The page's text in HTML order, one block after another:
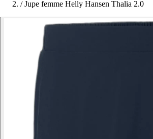
/ Jupe femme Helly Hansen Thalia 2.0